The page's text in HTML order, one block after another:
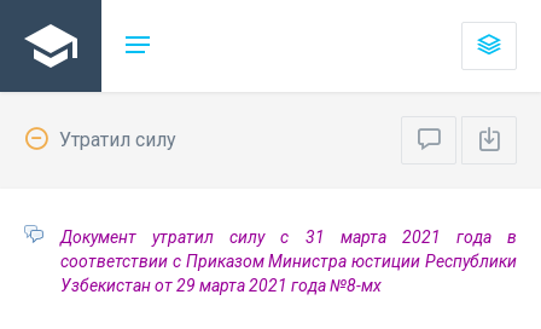
Утратил силу
Документ утратил силу с 31 марта 2021 года в
соответствии с Приказом Министра юстиции Республики
Узбекистан от 29 марта 2021 года №8-мх